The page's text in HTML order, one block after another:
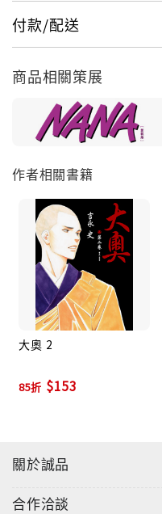
付款/配送
商品相關策展
作者相關書籍
大奧 2
85折 $153
關於誠品
合作洽談